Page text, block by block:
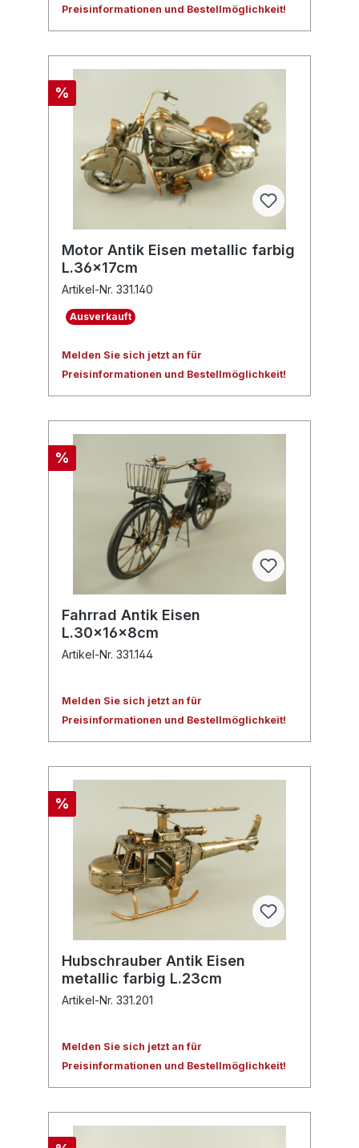
Preisinformationen und Bestellmöglichkeit!
%
Motor Antik Eisen metallic farbig
L.36x17cm
Artikel-Nr. 331.140
Ausverkauft
Melden Sie sich jetzt an für
Preisinformationen und Bestellmöglichkeit!
%
Fahrrad Antik Eisen
L.30x16x8cm
Artikel-Nr. 331.144
Melden Sie sich jetzt an für
Preisinformationen und Bestellmöglichkeit!
%
Hubschrauber Antik Eisen
metallic farbig L.23cm
Artikel-Nr. 331.201
Melden Sie sich jetzt an für
Preisinformationen und Bestellmöglichkeit!